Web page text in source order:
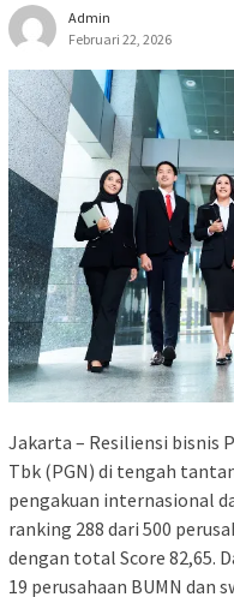
Admin
Februari 22, 2026
Jakarta – Resiliensi bisnis
Tbk (PGN) di tengah
pengakuan internasional
ranking 288 dari 500
dengan total Score 82,65.
19 perusahaan BUMN dan